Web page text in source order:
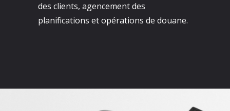
des clients, agencement des
planifications et opérations de douane.